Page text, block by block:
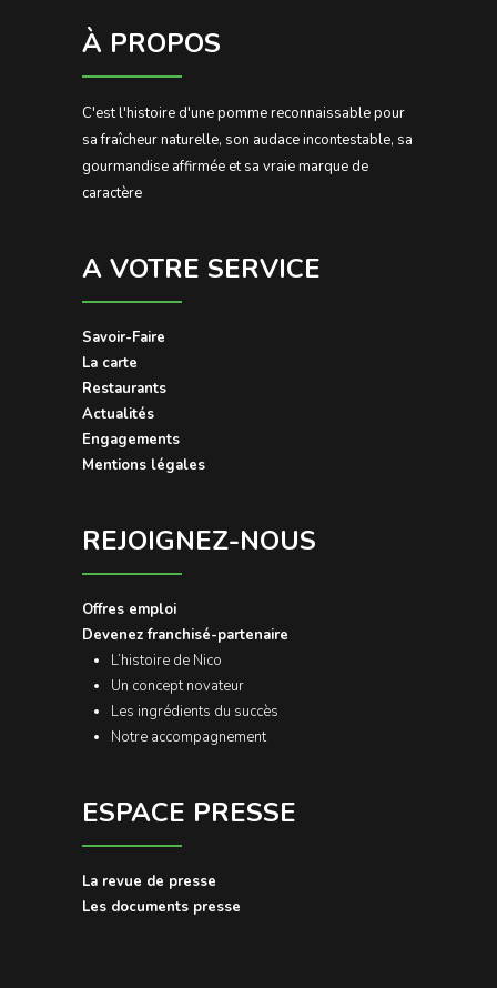
À PROPOS
C'est l'histoire d'une pomme reconnaissable pour
sa fraîcheur naturelle, son audace incontestable, sa
gourmandise affirmée et sa vraie marque de
caractère
A VOTRE SERVICE
Savoir-Faire
La carte
Restaurants
Actualités
Engagements
Mentions légales
REJOIGNEZ-NOUS
Offres emploi
Devenez franchisé-partenaire
L’histoire de Nico
Un concept novateur
Les ingrédients du succès
Notre accompagnement
ESPACE PRESSE
La revue de presse
Les documents presse